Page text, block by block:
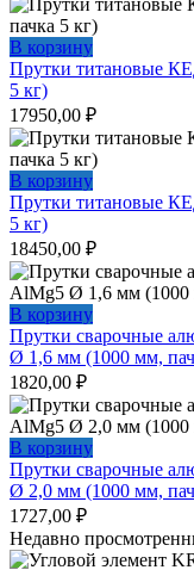
В корзину
Прутки титановые
5 кг)
17950,00 ₽
В корзину
Прутки титановые
5 кг)
18450,00 ₽
В корзину
Прутки сварочные
Ø 1,6 мм (1000 мм,
1820,00 ₽
В корзину
Прутки сварочные
Ø 2,0 мм (1000 мм,
1727,00 ₽
Недавно